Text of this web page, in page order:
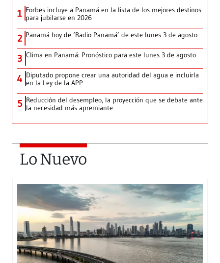
1 Forbes incluye a Panamá en la lista de los mejores destinos
para jubilarse en 2026
2 Panamá hoy de ‘Radio Panamá’ de este lunes 3 de agosto
3 Clima en Panamá: Pronóstico para este lunes 3 de agosto
4 Diputado propone crear una autoridad del agua e incluirla
en la Ley de la APP
5 Reducción del desempleo, la proyección que se debate ante
la necesidad más apremiante
Lo Nuevo